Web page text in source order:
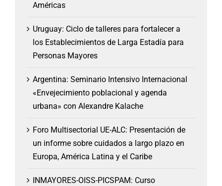
Américas
Uruguay: Ciclo de talleres para fortalecer a
los Establecimientos de Larga Estadía para
Personas Mayores
Argentina: Seminario Intensivo Internacional
«Envejecimiento poblacional y agenda
urbana» con Alexandre Kalache
Foro Multisectorial UE-ALC: Presentación de
un informe sobre cuidados a largo plazo en
Europa, América Latina y el Caribe
INMAYORES-OISS-PICSPAM: Curso